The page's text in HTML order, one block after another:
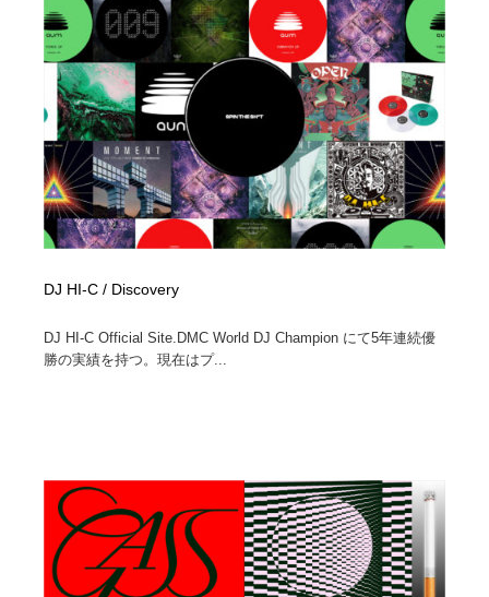
DJ HI-C / Discovery
DJ HI-C Official Site.DMC World DJ Champion にて5年連続優
勝の実績を持つ。現在はプ...